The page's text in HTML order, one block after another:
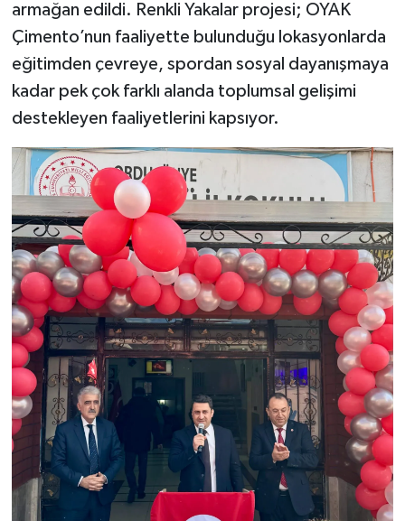
armağan edildi. Renkli Yakalar projesi; OYAK
Çimento’nun faaliyette bulunduğu lokasyonlarda
eğitimden çevreye, spordan sosyal dayanışmaya
kadar pek çok farklı alanda toplumsal gelişimi
destekleyen faaliyetlerini kapsıyor.